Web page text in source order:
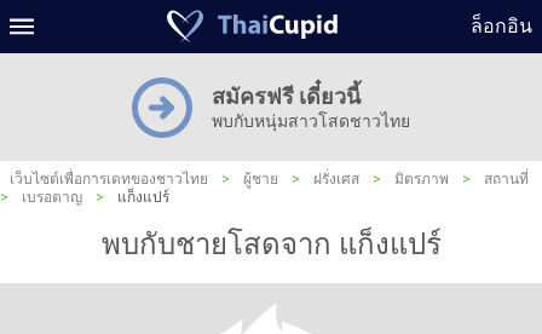
ล็อกอิน
สมัครฟรี เดี๋ยวนี้
พบกับหนุ่มสาวโสดชาวไทย
เว็บไซต์เพื่อการเดทของชาวไทย > ผู้ชาย > ฝรั่งเศส > มิตรภาพ >
สถานที่
>
เบรอตาญ > แก็งแปร์
พบกับชายโสดจาก แก็งแปร์